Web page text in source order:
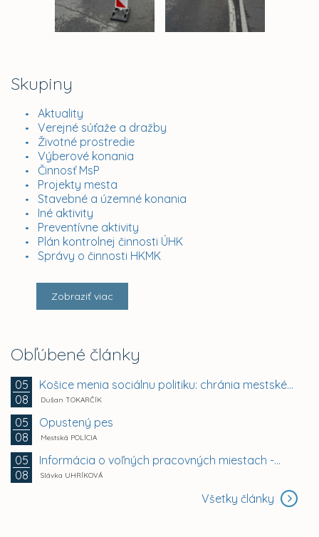
Skupiny
Aktuality
Verejné súťaže a dražby
Životné prostredie
Výberové konania
Činnosť MsP
Projekty mesta
Stavebné a územné konania
Iné aktivity
Preventívne aktivity
Plán kontrolnej činnosti ÚHK
Správy o činnosti HKMK
Zobraziť viac
Obľúbené články
05
08
Košice menia sociálnu politiku: chránia mestské byty...
Dušan TOKARČÍK
05
08
Opustený pes
Mestská POLÍCIA
05
08
Informácia o voľných pracovných miestach -...
Slávka UHRÍKOVÁ
Všetky články